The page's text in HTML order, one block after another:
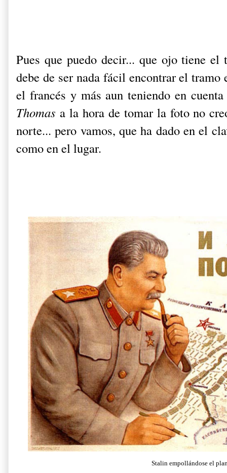
Pues que puedo decir... que ojo tiene
debe de ser nada fácil encontrar el
el francés y más aun teniendo en
Thomas a la hora de tomar la foto no
norte... pero vamos, que ha dado en el
como en el lugar.
Stalin empollándose el